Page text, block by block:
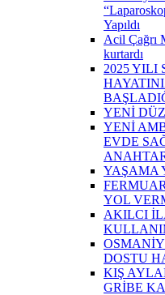
Yapıldı
Acil Çağrı
kurtardı
2025 YILI
YENİ
YENİ
EVDE
YAŞAMA
YOL
AKILCI
DOSTU
KIŞ
GRİBE